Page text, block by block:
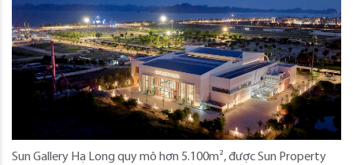
Sun Gallery Hạ Long quy mô hơn 5.100m², được Sun Property